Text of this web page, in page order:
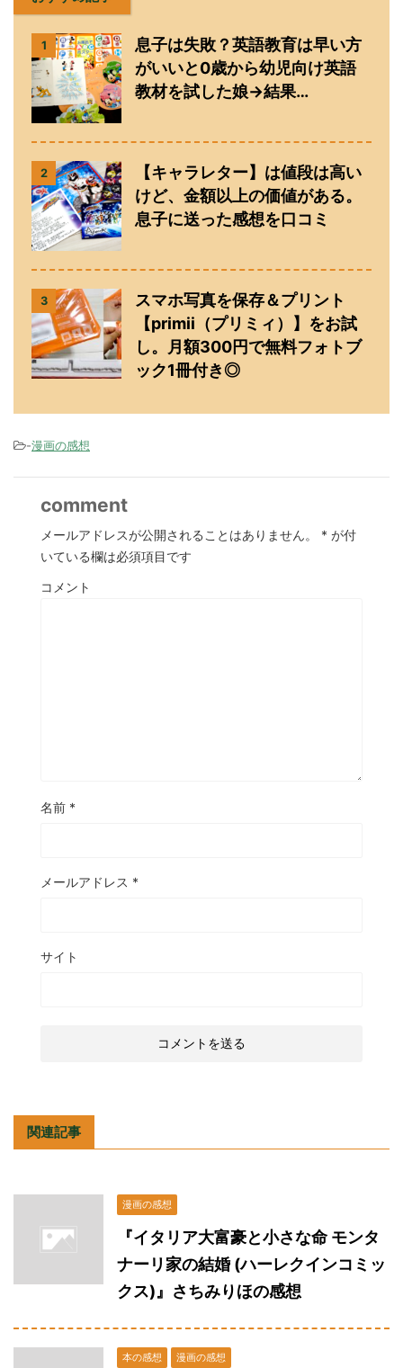
1
息子は失敗？英語教育は早い方
がいいと0歳から幼児向け英語
教材を試した娘→結果…
2
【キャラレター】は値段は高い
けど、金額以上の価値がある。
息子に送った感想を口コミ
3
スマホ写真を保存＆プリント
【primii（プリミィ）】をお試
し。月額300円で無料フォトブ
ック1冊付き◎
-漫画の感想
comment
メールアドレスが公開されることはありません。 * が付
いている欄は必須項目です
コメント
名前 *
メールアドレス *
サイト
関連記事
漫画の感想
『イタリア大富豪と小さな命 モンタ
ナーリ家の結婚 (ハーレクインコミッ
クス)』さちみりほの感想
本の感想 漫画の感想